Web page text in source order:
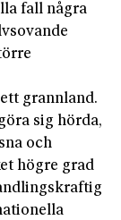
fall några
grannland.
sig hörda,
och
högre grad